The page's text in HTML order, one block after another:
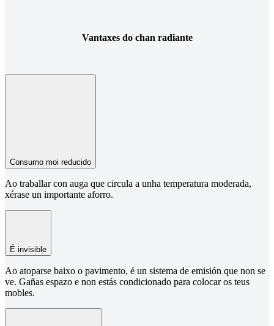
Vantaxes do chan radiante
Consumo moi reducido
Ao traballar con auga que circula a unha temperatura moderada,
xérase un importante aforro.
É invisible
Ao atoparse baixo o pavimento, é un sistema de emisión que non se
ve. Gañas espazo e non estás condicionado para colocar os teus
mobles.